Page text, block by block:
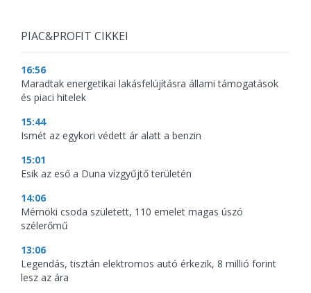
PIAC&PROFIT CIKKEI
16:56
Maradtak energetikai lakásfelújításra állami támogatások
és piaci hitelek
15:44
Ismét az egykori védett ár alatt a benzin
15:01
Esik az eső a Duna vízgyűjtő területén
14:06
Mérnöki csoda született, 110 emelet magas úszó
szélerőmű
13:06
Legendás, tisztán elektromos autó érkezik, 8 millió forint
lesz az ára